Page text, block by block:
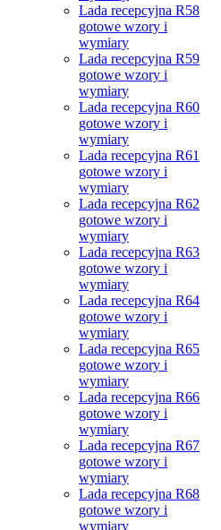
Lada recepcyjna R58
gotowe wzory i
wymiary
Lada recepcyjna R59
gotowe wzory i
wymiary
Lada recepcyjna R60
gotowe wzory i
wymiary
Lada recepcyjna R61
gotowe wzory i
wymiary
Lada recepcyjna R62
gotowe wzory i
wymiary
Lada recepcyjna R63
gotowe wzory i
wymiary
Lada recepcyjna R64
gotowe wzory i
wymiary
Lada recepcyjna R65
gotowe wzory i
wymiary
Lada recepcyjna R66
gotowe wzory i
wymiary
Lada recepcyjna R67
gotowe wzory i
wymiary
Lada recepcyjna R68
gotowe wzory i
wymiary